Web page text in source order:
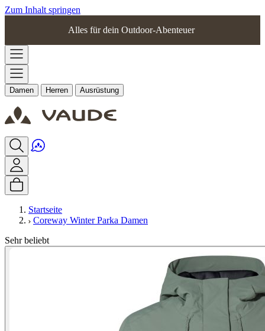
Zum Inhalt springen
Alles für dein Outdoor-Abenteuer
Damen Herren Ausrüstung
Startseite
Coreway Winter Parka Damen
Sehr beliebt